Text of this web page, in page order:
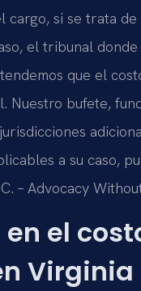
cargo, si se trata
el tribunal
que el
Nuestro bufete,
a su caso,
– Advocacy
el
Virginia